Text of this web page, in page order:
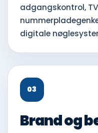
adgangskontrol,
digitale
03
Brand og